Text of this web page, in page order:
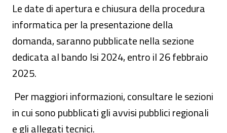
Le date di apertura e chiusura della procedura
informatica per la presentazione della
domanda, saranno pubblicate nella sezione
dedicata al bando Isi 2024, entro il 26 febbraio
2025.
Per maggiori informazioni, consultare le sezioni
in cui sono pubblicati gli avvisi pubblici regionali
e gli allegati tecnici.